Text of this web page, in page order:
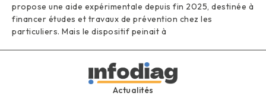
propose une aide expérimentale depuis fin 2025, destinée à
financer études et travaux de prévention chez les
particuliers. Mais le dispositif peinait à
Actualités